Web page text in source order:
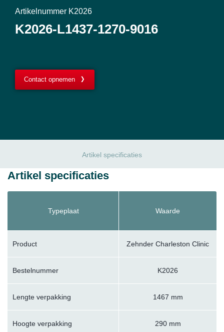
Artikelnummer K2026
K2026-L1437-1270-9016
Contact opnemen
Artikel specificaties
Artikel specificaties
Typeplaat Waarde
Product Zehnder Charleston Clinic
Bestelnummer K2026
Lengte verpakking 1467 mm
Hoogte verpakking 290 mm